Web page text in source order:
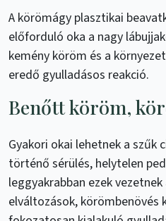
A körömágy plasztikai
előforduló oka a nagy
kemény köröm és a
eredő gyulladásos reakció.
Benőtt köröm,
Gyakori okai lehetnek a szűk
történő sérülés, helytelen
leggyakrabban ezek
elváltozások, körömbenövés